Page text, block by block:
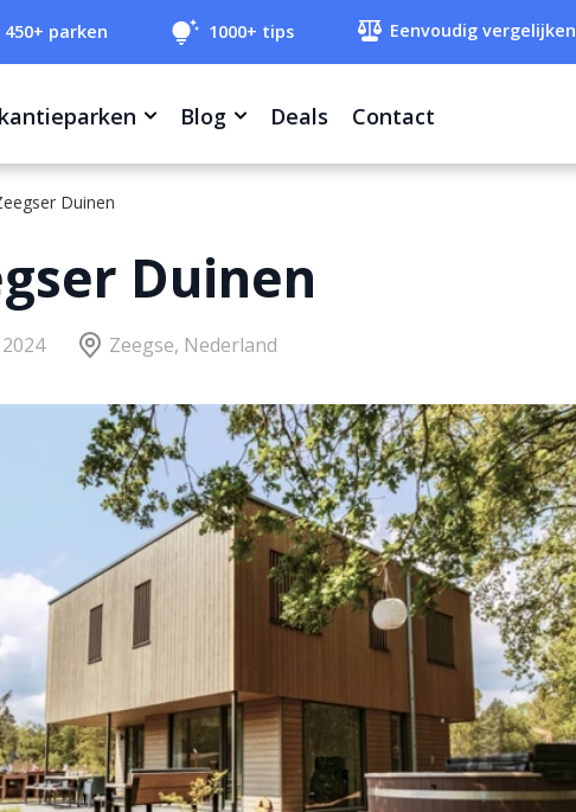
450+ parken 1000+ tips Eenvoudig vergelijken
Blog Deals Contact
Duinen
Duinen
Zeegse, Nederland